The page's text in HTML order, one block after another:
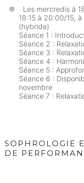
Les mercredis à
18:15 à 20:00/15,
(hybride)
Séance 1 :
Séance 2 :
Séance 3 :
Séance 4 :
Séance 5 :
Séance 6 :
novembre
Séance 7 :
SOPHROLOGIE
DE